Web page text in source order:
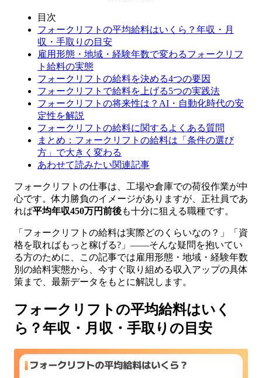
目次
フォークリフトの平均給料はいくら？年収・月
収・手取りの目安
雇用形態・地域・経験年数で変わるフォークリフ
ト給料の実態
フォークリフトの給料を決める4つの要因
フォークリフトで給料を上げる5つの実践法
フォークリフトの将来性は？AI・自動化時代の安
定性を解説
フォークリフトの給料に関するよくある質問
まとめ：フォークリフトの給料は「条件の選び
方」で大きく変わる
あわせて読みたい関連記事
フォークリフトの仕事は、工場や倉庫での荷役作業が中
心です。体力勝負のイメージがありますが、正社員であ
れば平均年収450万円前後も十分に狙える職種です。
「フォークリフトの給料は実際どのくらいなの？」「資
格を取ればもっと稼げる?」——そんな疑問を抱いてい
る方のために、この記事では雇用形態・地域・経験年数
別の給料実態から、今すぐ取り組める収入アップの具体
策まで、最新データをもとに解説します。
フォークリフトの平均給料はいく
ら？年収・月収・手取りの目安